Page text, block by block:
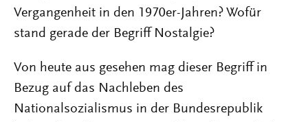
Vergangenheit in den 1970er-Jahren? Wofür
stand gerade der Begriff Nostalgie?
Von heute aus gesehen mag dieser Begriff in
Bezug auf das Nachleben des
Nationalsozialismus in der Bundesrepublik